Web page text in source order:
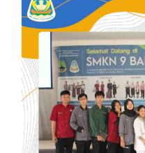
Larger
Image